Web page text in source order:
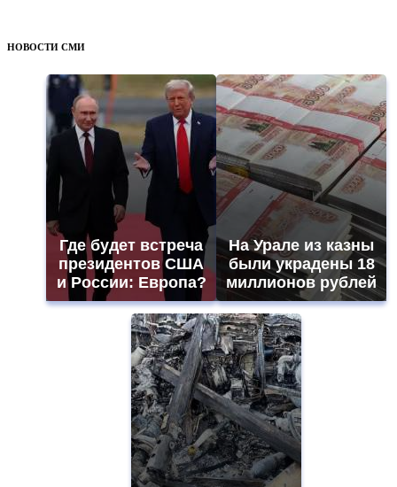
НОВОСТИ СМИ
Где будет встреча
президентов США
и России: Европа?
На Урале из казны
были украдены 18
миллионов рублей